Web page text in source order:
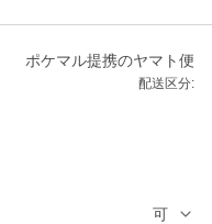
ポケマル提携のヤマト便
配送区分:
可